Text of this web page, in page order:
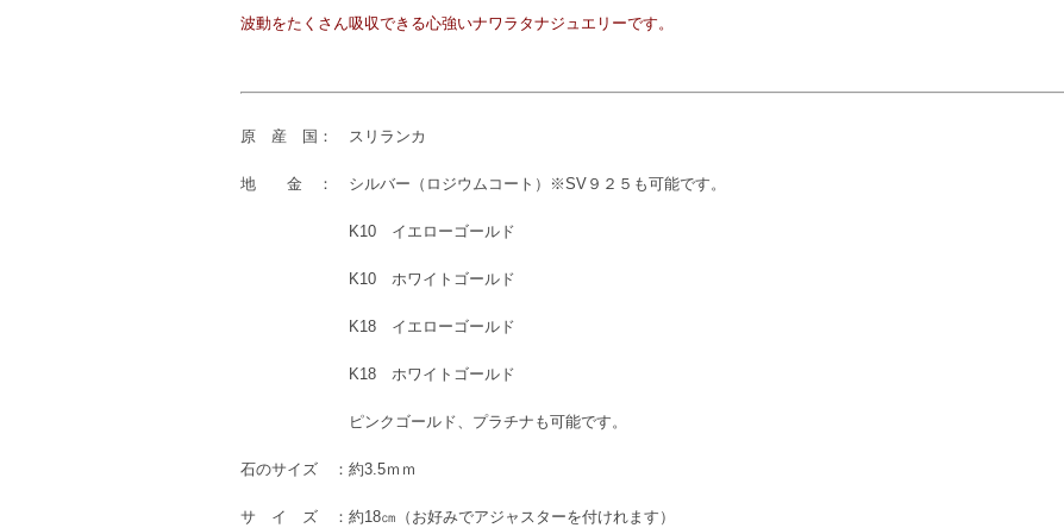
波動をたくさん吸収できる心強いナワラタナジュエリーです。
原 産 国： スリランカ
地 金 ： シルバー（ロジウムコート）※SV９２５も可能です。
K10 イエローゴールド
K10 ホワイトゴールド
K18 イエローゴールド
K18 ホワイトゴールド
ピンクゴールド、プラチナも可能です。
石のサイズ ：約3.5ｍｍ
サ イ ズ ：約18㎝（お好みでアジャスターを付けれます）